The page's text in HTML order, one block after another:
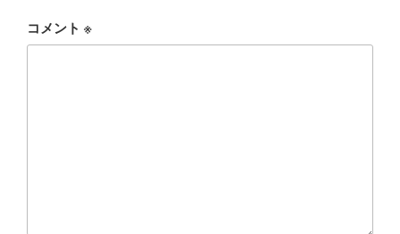
コメント ※